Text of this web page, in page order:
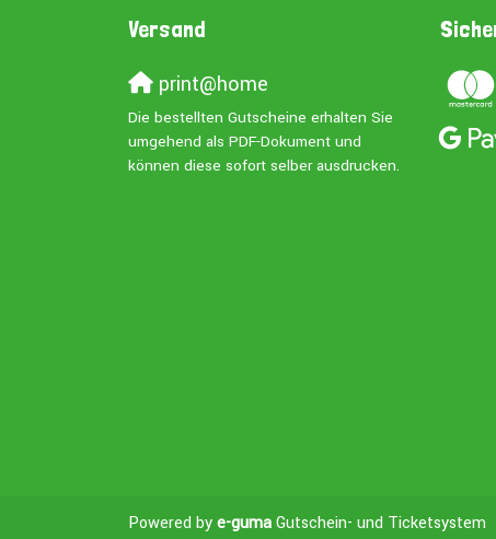
Versand
print@home
Die bestellten Gutscheine erhalten Sie
umgehend als PDF-Dokument und
können diese sofort selber ausdrucken.
Powered bye-gumaGutschein- und Ticketsystem